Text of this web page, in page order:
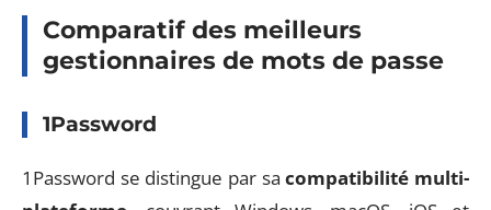
Comparatif des meilleurs
gestionnaires de mots de passe
1Password
1Password se distingue par sacompatibilité multi-